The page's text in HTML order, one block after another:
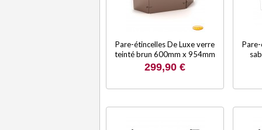
Pare-étincelles De Luxe verre
teinté brun 600mm x 954mm
299,90 €